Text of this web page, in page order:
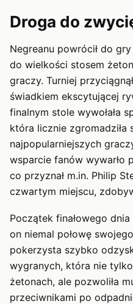
Droga do
Negreanu powrócił do
do wielkości stosem
graczy. Turniej
świadkiem ekscytującej
finalnym stole wywołała
która licznie
najpopularniejszych
wsparcie fanów wywarło
co przyznał m.in. Philip
czwartym miejscu,
Początek finałowego dnia
on niemal połowę
pokerzysta szybko
wygranych, która nie
żetonach, ale pozwoliła
przeciwnikami po